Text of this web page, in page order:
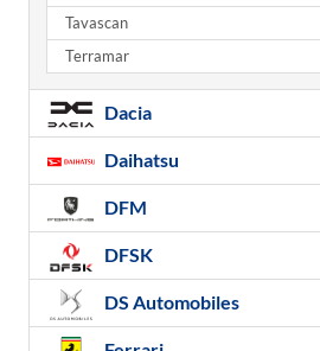
Tavascan
Terramar
Dacia
Daihatsu
DFM
DFSK
DS Automobiles